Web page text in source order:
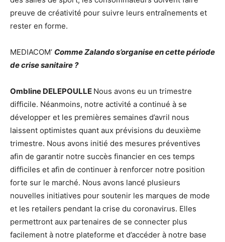
preuve de créativité pour suivre leurs entraînements et
rester en forme.
MEDIACOM’ Comme Zalando s’organise en cette période
de crise sanitaire ?
Ombline DELEPOULLE Nous avons eu un trimestre
difficile. Néanmoins, notre activité a continué à se
développer et les premières semaines d’avril nous
laissent optimistes quant aux prévisions du deuxième
trimestre. Nous avons initié des mesures préventives
afin de garantir notre succès financier en ces temps
difficiles et afin de continuer à renforcer notre position
forte sur le marché. Nous avons lancé plusieurs
nouvelles initiatives pour soutenir les marques de mode
et les retailers pendant la crise du coronavirus. Elles
permettront aux partenaires de se connecter plus
facilement à notre plateforme et d’accéder à notre base